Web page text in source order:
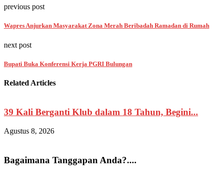
previous post
Wapres Anjurkan Masyarakat Zona Merah Beribadah Ramadan di Rumah
next post
Bupati Buka Konferensi Kerja PGRI Bulungan
Related Articles
39 Kali Berganti Klub dalam 18 Tahun, Begini...
Agustus 8, 2026
Bagaimana Tanggapan Anda?....